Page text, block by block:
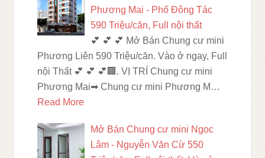
Phương Mai - Phố Đông Tác
590 Triệu/căn, Full nội thất
💕 💕 💕 Mở Bán Chung cư mini
Phương Liên 590 Triệu/căn. Vào ở ngay, Full
nội Thất 💕 💕 💕🏢. VỊ TRÍ Chung cư mini
Phương Mai➡ Chung cư mini Phương M…
Read More
Mở Bán Chung cư mini Ngọc
Lâm - Nguyễn Văn Cừ 550